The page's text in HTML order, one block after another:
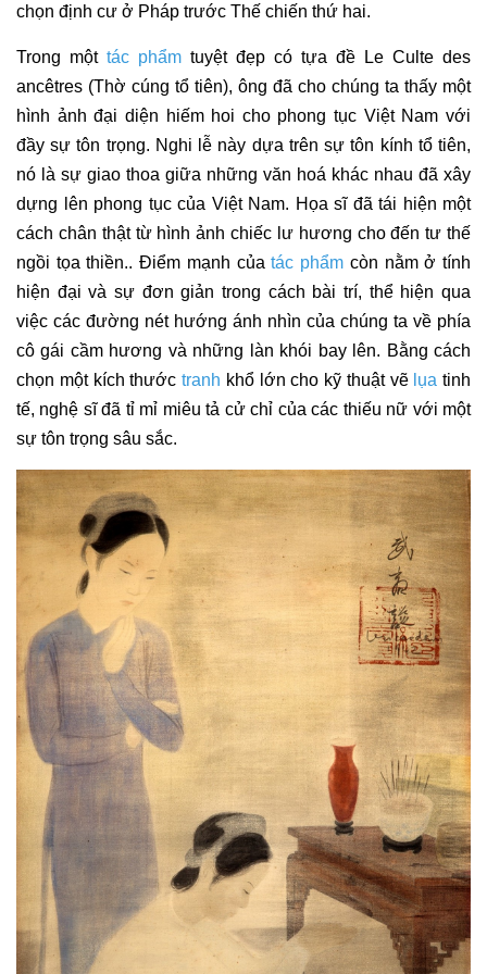
chọn định cư ở Pháp trước Thế chiến thứ hai.
Trong một tác phẩm tuyệt đẹp có tựa đề Le Culte des
ancêtres (Thờ cúng tổ tiên), ông đã cho chúng ta thấy một
hình ảnh đại diện hiếm hoi cho phong tục Việt Nam với
đầy sự tôn trọng. Nghi lễ này dựa trên sự tôn kính tổ tiên,
nó là sự giao thoa giữa những văn hoá khác nhau đã xây
dựng lên phong tục của Việt Nam. Họa sĩ đã tái hiện một
cách chân thật từ hình ảnh chiếc lư hương cho đến tư thế
ngồi tọa thiền.. Điểm mạnh của tác phẩm còn nằm ở tính
hiện đại và sự đơn giản trong cách bài trí, thể hiện qua
việc các đường nét hướng ánh nhìn của chúng ta về phía
cô gái cầm hương và những làn khói bay lên. Bằng cách
chọn một kích thước tranh khổ lớn cho kỹ thuật vẽ lụa tinh
tế, nghệ sĩ đã tỉ mỉ miêu tả cử chỉ của các thiếu nữ với một
sự tôn trọng sâu sắc.